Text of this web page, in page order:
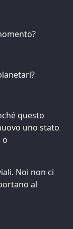
questo
uno stato
o
Noi non ci
al